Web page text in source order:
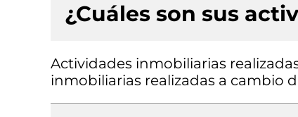
¿Cuáles son sus
Actividades inmobiliarias
inmobiliarias realizadas a cambio